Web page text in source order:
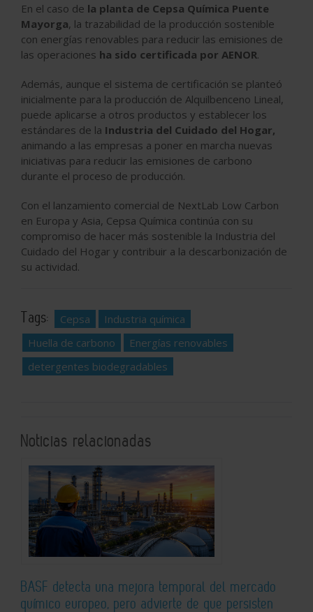
En el caso de la planta de Cepsa Química Puente
Mayorga, la trazabilidad de la producción sostenible
con energías renovables para reducir las emisiones de
las operaciones ha sido certificada por AENOR.
Además, aunque el sistema de certificación se planteó
inicialmente para la producción de Alquilbenceno Lineal,
puede aplicarse a otros productos y establecer los
estándares de la Industria del Cuidado del Hogar,
animando a las empresas a poner en marcha nuevas
iniciativas para reducir las emisiones de carbono
durante el proceso de producción.
Con el lanzamiento comercial de NextLab Low Carbon
en Europa y Asia, Cepsa Química continúa con su
compromiso de hacer más sostenible la Industria del
Cuidado del Hogar y contribuir a la descarbonización de
su actividad.
Tags: Cepsa
Industria química
Huella de carbono
Energías renovables
detergentes biodegradables
Noticias relacionadas
BASF detecta una mejora temporal del mercado
químico europeo, pero advierte de que persisten